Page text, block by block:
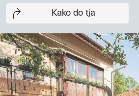
Kako do tja